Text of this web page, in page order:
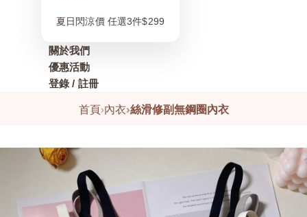
夏日閃涼價 任選3件$299
關於我們
優惠活動
登錄 / 註冊
首頁›內衣›絲滑修副無鋼圈內衣